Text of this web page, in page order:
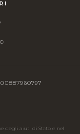
degli aiuti di Stato e nel